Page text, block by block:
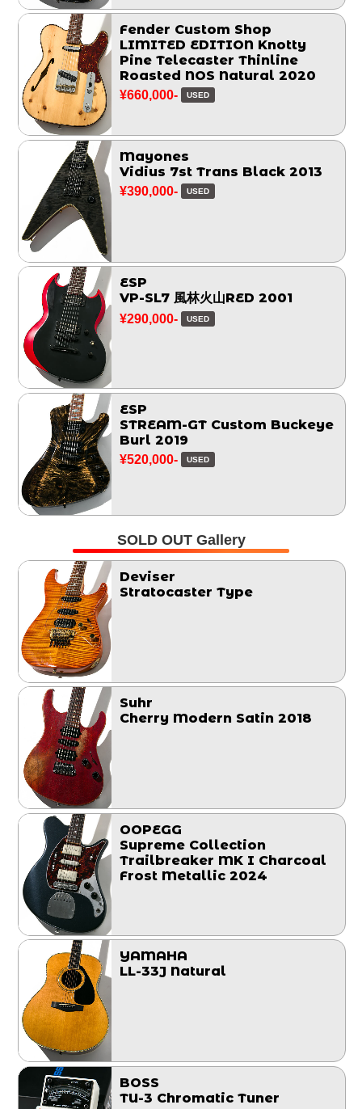
Fender Custom Shop
LIMITED EDITION Knotty
Pine Telecaster Thinline
Roasted NOS Natural 2020
¥660,000- USED
Mayones
Vidius 7st Trans Black 2013
¥390,000- USED
ESP
VP-SL7 風林火山RED 2001
¥290,000- USED
ESP
STREAM-GT Custom Buckeye
Burl 2019
¥520,000- USED
SOLD OUT Gallery
Deviser
Stratocaster Type
Suhr
Cherry Modern Satin 2018
OOPEGG
Supreme Collection
Trailbreaker MK I Charcoal
Frost Metallic 2024
YAMAHA
LL-33J Natural
BOSS
TU-3 Chromatic Tuner